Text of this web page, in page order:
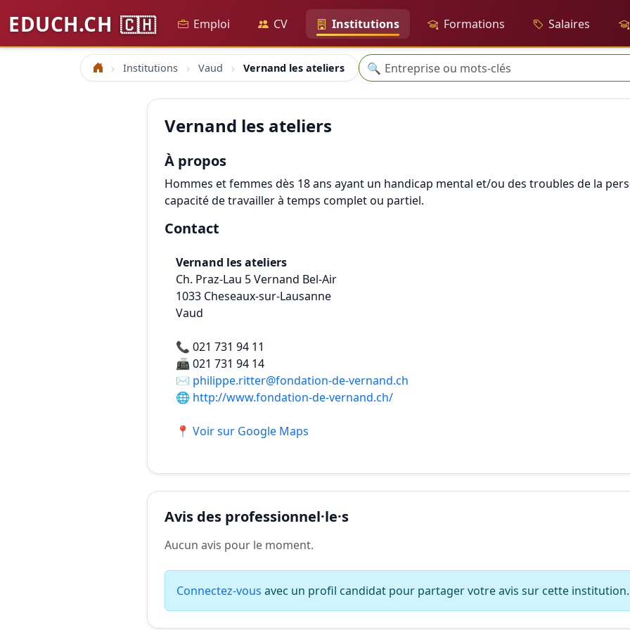
EDUCH.CH 🇨🇭 Emploi CV Institutions Formations Salaires
Accueil Institutions Vaud Vernand les ateliers Recherche
🔍
Vernand les ateliers
À propos
Hommes et femmes dès 18 ans ayant un handicap mental et/ou des troubles de la
capacité de travailler à temps complet ou partiel.
Contact
Vernand les ateliers
Ch. Praz-Lau 5 Vernand Bel-Air
1033 Cheseaux-sur-Lausanne
Vaud
📞 021 731 94 11
📠021 731 94 14
✉️ philippe.ritter@fondation-de-vernand.ch
🌐 http://www.fondation-de-vernand.ch/
📍 Voir sur Google Maps
Avis des professionnel·le·s
Aucun avis pour le moment.
Connectez-vous avec un profil candidat pour partager votre avis sur cette institution.